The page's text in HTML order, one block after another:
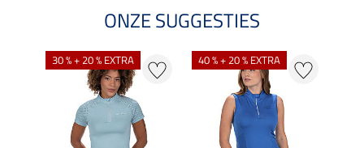
ONZE SUGGESTIES
30 % + 20 % EXTRA 40 % + 20 % EXTRA